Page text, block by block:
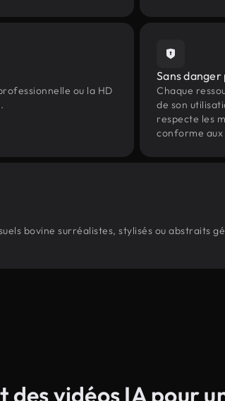
ou la HD
Sans
Chaque
de son
respecte les
conforme aux
bovine surréalistes, stylisés ou abstraits
des vidéos IA pour